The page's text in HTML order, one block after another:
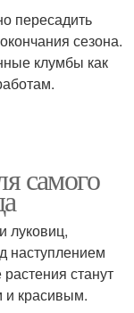
пересадить
сезона.
клумбы как
самого
луковиц,
наступлением
станут
красивым.